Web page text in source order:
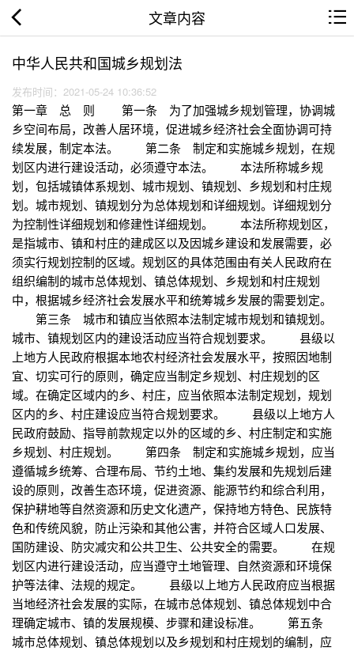
文章内容
中华人民共和国城乡规划法
发布时间：2021-05-24 10:36:52
第一章 总 则 第一条 为了加强城乡规划管理，协调城
乡空间布局，改善人居环境，促进城乡经济社会全面协调可持
续发展，制定本法。 第二条 制定和实施城乡规划，在规
划区内进行建设活动，必须遵守本法。 本法所称城乡规
划，包括城镇体系规划、城市规划、镇规划、乡规划和村庄规
划。城市规划、镇规划分为总体规划和详细规划。详细规划分
为控制性详细规划和修建性详细规划。 本法所称规划区，
是指城市、镇和村庄的建成区以及因城乡建设和发展需要，必
须实行规划控制的区域。规划区的具体范围由有关人民政府在
组织编制的城市总体规划、镇总体规划、乡规划和村庄规划
中，根据城乡经济社会发展水平和统筹城乡发展的需要划定。
第三条 城市和镇应当依照本法制定城市规划和镇规划。
城市、镇规划区内的建设活动应当符合规划要求。 县级以
上地方人民政府根据本地农村经济社会发展水平，按照因地制
宜、切实可行的原则，确定应当制定乡规划、村庄规划的区
域。在确定区域内的乡、村庄，应当依照本法制定规划，规划
区内的乡、村庄建设应当符合规划要求。 县级以上地方人
民政府鼓励、指导前款规定以外的区域的乡、村庄制定和实施
乡规划、村庄规划。 第四条 制定和实施城乡规划，应当
遵循城乡统筹、合理布局、节约土地、集约发展和先规划后建
设的原则，改善生态环境，促进资源、能源节约和综合利用，
保护耕地等自然资源和历史文化遗产，保持地方特色、民族特
色和传统风貌，防止污染和其他公害，并符合区域人口发展、
国防建设、防灾减灾和公共卫生、公共安全的需要。 在规
划区内进行建设活动，应当遵守土地管理、自然资源和环境保
护等法律、法规的规定。 县级以上地方人民政府应当根据
当地经济社会发展的实际，在城市总体规划、镇总体规划中合
理确定城市、镇的发展规模、步骤和建设标准。 第五条
城市总体规划、镇总体规划以及乡规划和村庄规划的编制，应